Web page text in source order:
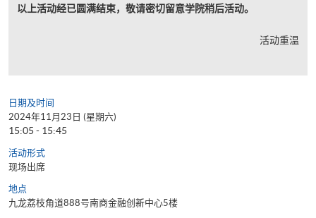
以上活动经已圆满结束，敬请密切留意学院稍后活动。
活动重温
日期及时间
2024年11月23日 (星期六)
15:05 - 15:45
活动形式
现场出席
地点
九龙荔枝角道888号南商金融创新中心5楼